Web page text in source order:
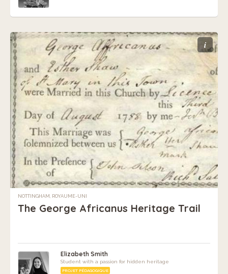
i
NOTTINGHAM, ROYAUME-UNI
The George Africanus Heritage Trail
Elizabeth Smith
Student with a passion for hidden heritage
PROJET PÉDAGOGIQUE